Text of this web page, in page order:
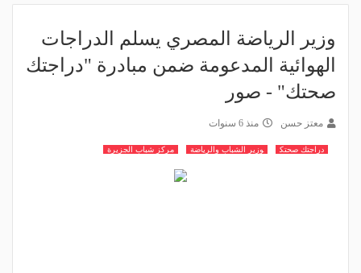
وزير الرياضة المصري يسلم الدراجات
الهوائية المدعومة ضمن مبادرة "دراجتك
صحتك" - صور
معتز حسن منذ 6 سنوات
دراجتك صحتك وزير الشباب والرياضة مركز شباب الجزيرة